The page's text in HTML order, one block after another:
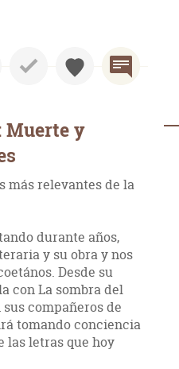
Muerte y
más relevantes de la
durante años,
y su obra y nos
Desde su
con La sombra del
compañeros de
tomando conciencia
las letras que hoy